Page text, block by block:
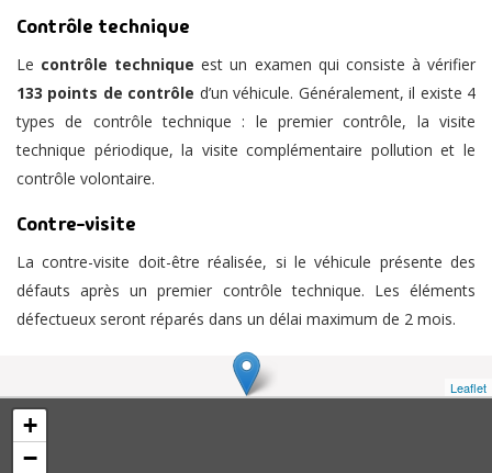
Contrôle technique
Le contrôle technique est un examen qui consiste à vérifier
133 points de contrôle d’un véhicule. Généralement, il existe 4
types de contrôle technique : le premier contrôle, la visite
technique périodique, la visite complémentaire pollution et le
contrôle volontaire.
Contre-visite
La contre-visite doit-être réalisée, si le véhicule présente des
défauts après un premier contrôle technique. Les éléments
défectueux seront réparés dans un délai maximum de 2 mois.
+
−
Leaflet